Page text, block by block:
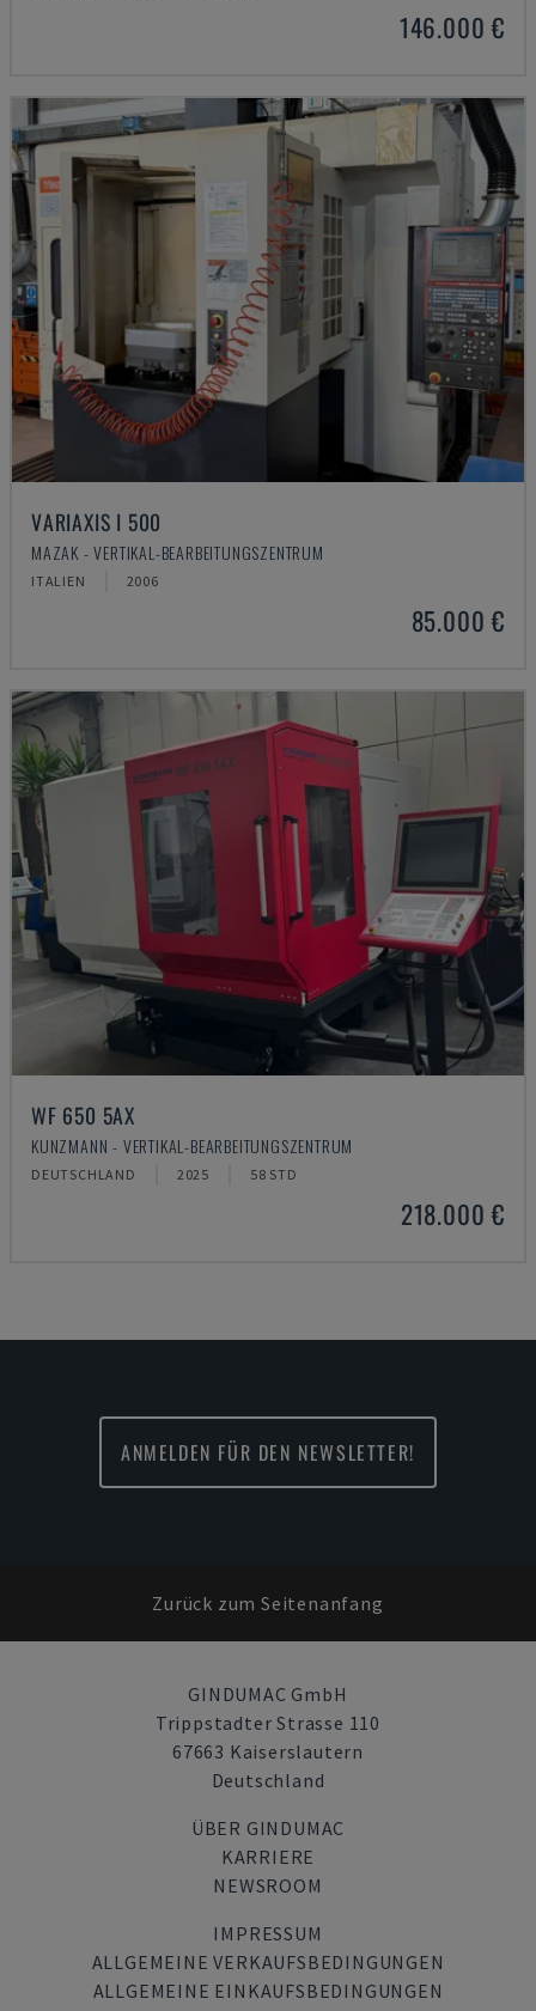
146.000 €
VARIAXIS I 500
MAZAK - VERTIKAL-BEARBEITUNGSZENTRUM
ITALIEN 2006
85.000 €
WF 650 5AX
KUNZMANN - VERTIKAL-BEARBEITUNGSZENTRUM
DEUTSCHLAND 2025 58 STD
218.000 €
ANMELDEN FÜR DEN NEWSLETTER!
Zurück zum Seitenanfang
GINDUMAC GmbH
Trippstadter Strasse 110
67663 Kaiserslautern
Deutschland
ÜBER GINDUMAC
KARRIERE
NEWSROOM
IMPRESSUM
ALLGEMEINE VERKAUFSBEDINGUNGEN
ALLGEMEINE EINKAUFSBEDINGUNGEN